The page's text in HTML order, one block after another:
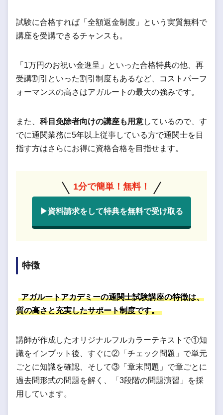
試験に合格すれば「全額返金制度」という実質無料で
講座を受講できるチャンスも。
「1万円のお祝い金進呈」といった合格特典の他、再
受講割引といった割引制度もあるなど、コストパーフ
ォーマンスの高さはアガルートの最大の強みです。
また、 科目免除者向けの講座も用意しているので、す
でに通関業務に5年以上従事している方で通関士を目
指す方はさらにお得に資格合格を目指せます。
1分で簡単！無料！
▶資料請求をして特典を無料で受け取る
特徴
アガルートアカデミーの通関士試験講座の特徴は、
質の高さと充実したサポート制度です。
講師が作成したオリジナルフルカラーテキストで①知
識をインプット後、すぐに②「チェック問題」で単元
ごとに知識を確認、そして③「章末問題」で章ごとに
過去問形式の問題を解く、「3段階の問題演習」を採
用しています。